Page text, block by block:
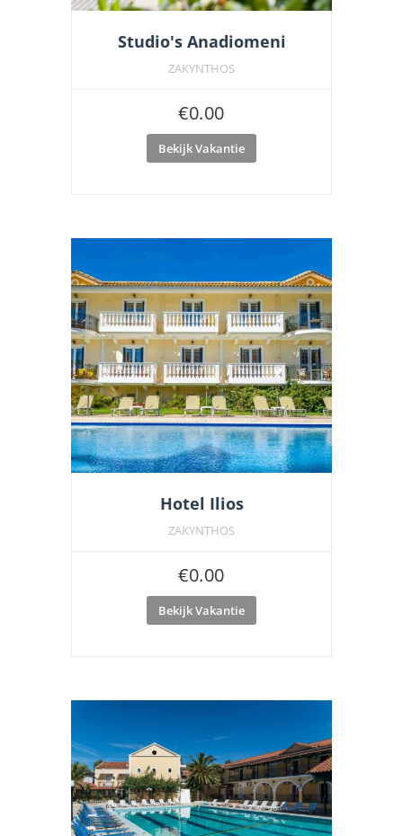
Studio's Anadiomeni
ZAKYNTHOS
€0.00
Bekijk Vakantie
Hotel Ilios
ZAKYNTHOS
€0.00
Bekijk Vakantie